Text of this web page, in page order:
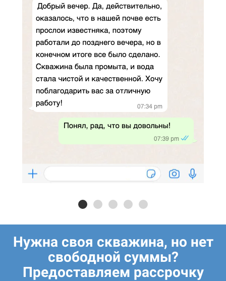
Нужна своя скважина, но нет
свободной суммы?
Предоставляем рассрочку